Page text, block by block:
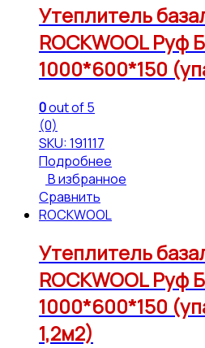
Утеплитель
ROCKWOOL Руф
1000*600*150
0out of 5
(0)
SKU: 191117
Подробнее
В избранное
Сравнить
ROCKWOOL
Утеплитель
ROCKWOOL
1000*600*150
1,2м2)